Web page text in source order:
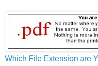
Which File Extension are